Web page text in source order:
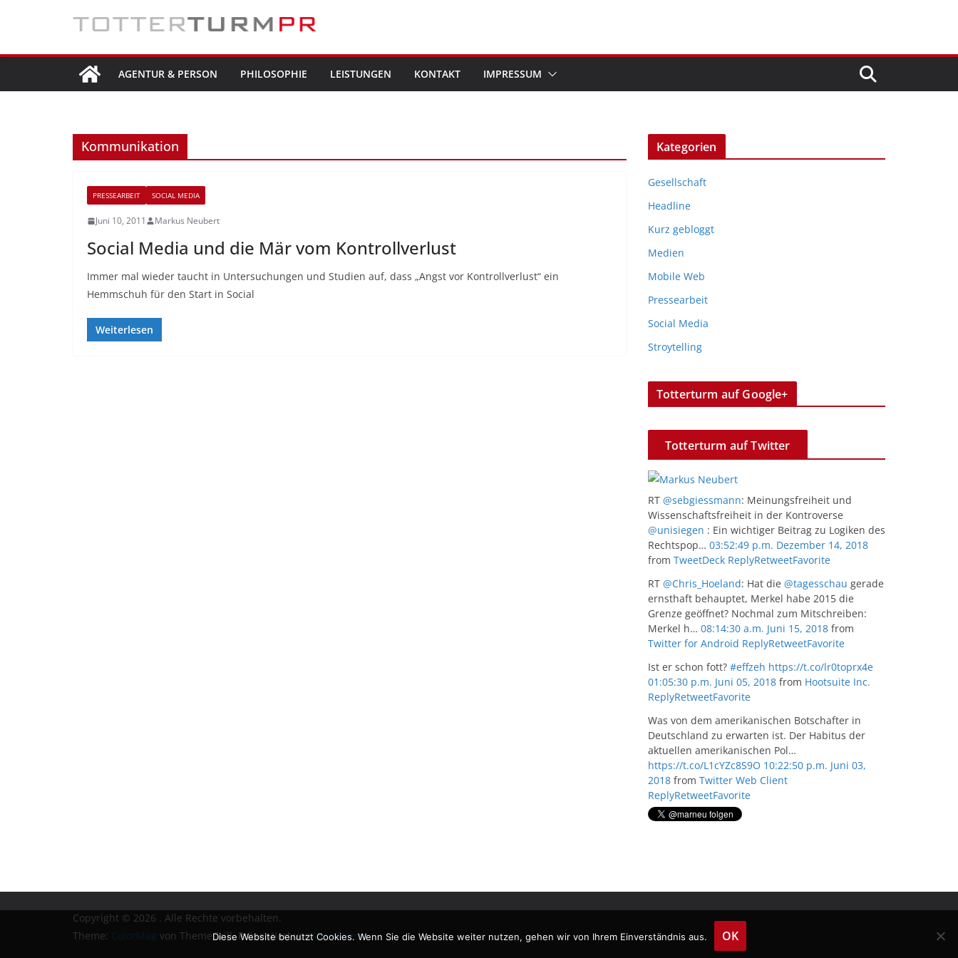
AGENTUR & PERSON PHILOSOPHIE LEISTUNGEN KONTAKT IMPRESSUM
Kommunikation
PRESSEARBEIT SOCIAL MEDIA
Juni 10, 2011 Markus Neubert
Social Media und die Mär vom Kontrollverlust
Immer mal wieder taucht in Untersuchungen und Studien auf, dass „Angst vor Kontrollverlust“ ein
Hemmschuh für den Start in Social
Weiterlesen
Kategorien
Gesellschaft
Headline
Kurz gebloggt
Medien
Mobile Web
Pressearbeit
Social Media
Stroytelling
Totterturm auf Google+
Totterturm auf Twitter
RT @sebgiessmann: Meinungsfreiheit und
Wissenschaftsfreiheit in der Kontroverse
@unisiegen : Ein wichtiger Beitrag zu Logiken des
Rechtspop… 03:52:49 p.m. Dezember 14, 2018
from TweetDeck ReplyRetweetFavorite
RT @Chris_Hoeland: Hat die @tagesschau gerade
ernsthaft behauptet, Merkel habe 2015 die
Grenze geöffnet? Nochmal zum Mitschreiben:
Merkel h… 08:14:30 a.m. Juni 15, 2018 from
Twitter for Android ReplyRetweetFavorite
Ist er schon fott? #effzeh https://t.co/lr0toprx4e
01:05:30 p.m. Juni 05, 2018 from Hootsuite Inc.
ReplyRetweetFavorite
Was von dem amerikanischen Botschafter in
Deutschland zu erwarten ist. Der Habitus der
aktuellen amerikanischen Pol…
https://t.co/L1cYZc8S9O 10:22:50 p.m. Juni 03,
2018 from Twitter Web Client
ReplyRetweetFavorite
Copyright © 2026 . Alle Rechte vorbehalten.
Theme: ColorMag von ThemeGrill. Präsentiert vonWordPress.
Diese Website benutzt Cookies. Wenn Sie die Website weiter nutzen, gehen wir von Ihrem Einverständnis aus. OK